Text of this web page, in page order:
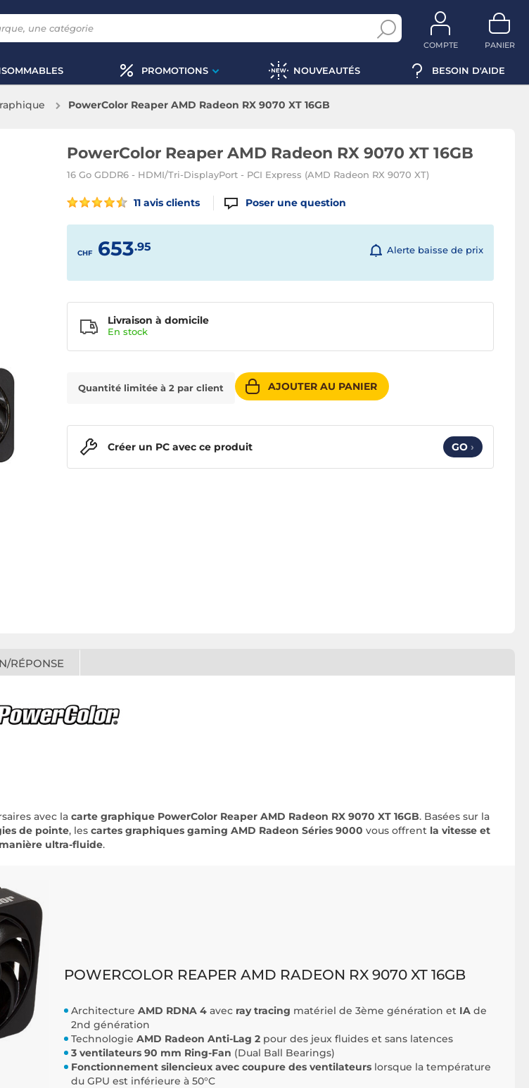
COMPTE PANIER
PROMOTIONS NOUVEAUTÉS BESOIN D'AIDE
PowerColor Reaper AMD Radeon RX 9070 XT 16GB
PowerColor Reaper AMD Radeon RX 9070 XT 16GB
16 Go GDDR6 - HDMI/Tri-DisplayPort - PCI Express (AMD Radeon RX 9070 XT)
11 avis clients Poser une question
CHF 653.95 Alerte baisse de prix
Quantité limitée à 2 par client AJOUTER AU PANIER
Livraison à domicile
En stock
Créer un PC avec ce produit GO ›
RÉPONSE
avec la carte graphique PowerColor Reaper AMD Radeon RX 9070 XT 16GB. Basées sur la
de pointe, les cartes graphiques gaming AMD Radeon Séries 9000 vous offrent la vitesse et
ultra-fluide.
POWERCOLOR REAPER AMD RADEON RX 9070 XT 16GB
Architecture AMD RDNA 4 avec ray tracing matériel de 3ème génération et IA de
2nd génération
Technologie AMD Radeon Anti-Lag 2 pour des jeux fluides et sans latences
3 ventilateurs 90 mm Ring-Fan (Dual Ball Bearings)
Fonctionnement silencieux avec coupure des ventilateurs lorsque la température
du GPU est inférieure à 50°C